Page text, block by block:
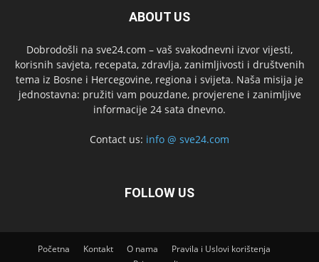
ABOUT US
Dobrodošli na sve24.com – vaš svakodnevni izvor vijesti,
korisnih savjeta, recepata, zdravlja, zanimljivosti i društvenih
tema iz Bosne i Hercegovine, regiona i svijeta. Naša misija je
jednostavna: pružiti vam pouzdane, provjerene i zanimljive
informacije 24 sata dnevno.
Contact us: info @ sve24.com
FOLLOW US
Početna Kontakt O nama
Pravila i Uslovi korištenja